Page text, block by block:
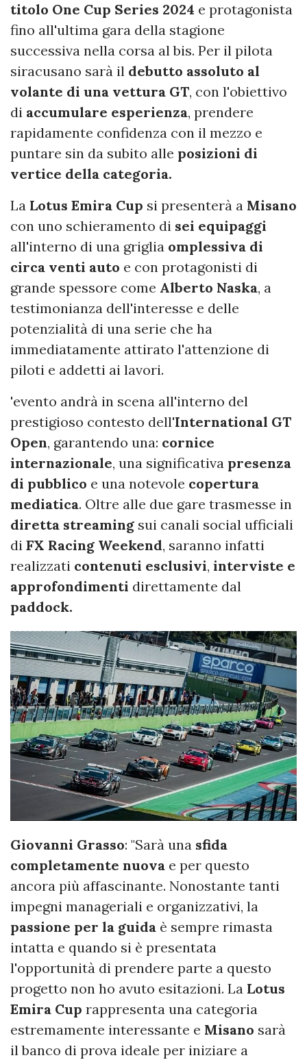
titolo One Cup Series 2024 e protagonista
fino all'ultima gara della stagione
successiva nella corsa al bis. Per il pilota
siracusano sarà il debutto assoluto al
volante di una vettura GT, con l'obiettivo
di accumulare esperienza, prendere
rapidamente confidenza con il mezzo e
puntare sin da subito alle posizioni di
vertice della categoria.
La Lotus Emira Cup si presenterà a Misano
con uno schieramento di sei equipaggi
all'interno di una griglia omplessiva di
circa venti auto e con protagonisti di
grande spessore come Alberto Naska, a
testimonianza dell'interesse e delle
potenzialità di una serie che ha
immediatamente attirato l'attenzione di
piloti e addetti ai lavori.
'evento andrà in scena all'interno del
prestigioso contesto dell'International GT
Open, garantendo una: cornice
internazionale, una significativa presenza
di pubblico e una notevole copertura
mediatica. Oltre alle due gare trasmesse in
diretta streaming sui canali social ufficiali
di FX Racing Weekend, saranno infatti
realizzati contenuti esclusivi, interviste e
approfondimenti direttamente dal
paddock.
Giovanni Grasso: "Sarà una sfida
completamente nuova e per questo
ancora più affascinante. Nonostante tanti
impegni manageriali e organizzativi, la
passione per la guida è sempre rimasta
intatta e quando si è presentata
l'opportunità di prendere parte a questo
progetto non ho avuto esitazioni. La Lotus
Emira Cup rappresenta una categoria
estremamente interessante e Misano sarà
il banco di prova ideale per iniziare a